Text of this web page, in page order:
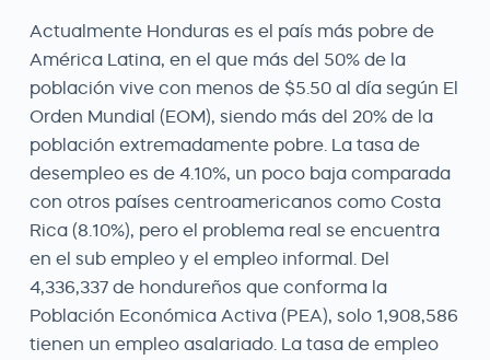
Actualmente Honduras es el país más pobre de
América Latina, en el que más del 50% de la
población vive con menos de $5.50 al día según El
Orden Mundial (EOM), siendo más del 20% de la
población extremadamente pobre. La tasa de
desempleo es de 4.10%, un poco baja comparada
con otros países centroamericanos como Costa
Rica (8.10%), pero el problema real se encuentra
en el sub empleo y el empleo informal. Del
4,336,337 de hondureños que conforma la
Población Económica Activa (PEA), solo 1,908,586
tienen un empleo asalariado. La tasa de empleo